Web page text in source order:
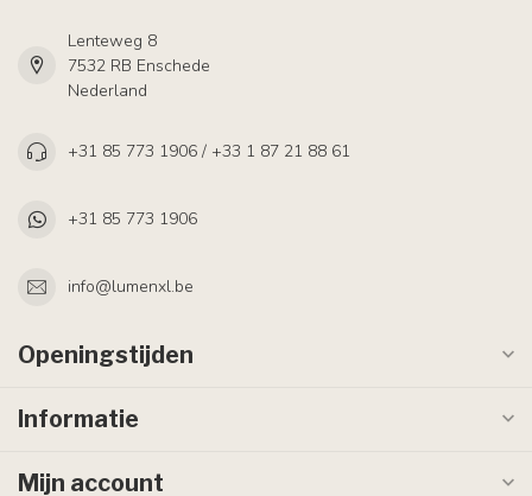
Lenteweg 8
7532 RB Enschede
Nederland
+31 85 773 1906 / +33 1 87 21 88 61
+31 85 773 1906
info@lumenxl.be
Openingstijden
Informatie
Mijn account